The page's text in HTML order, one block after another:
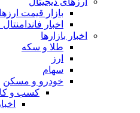
بازار قیمت
اخبار
اخبار بازارها
طلا و سکه
ارز
سهام
خودرو و مسکن
کسب و